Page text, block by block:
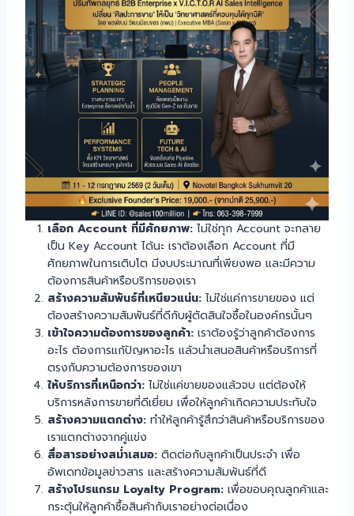
เลือก Account ที่มีศักยภาพ: ไม่ใช่ทุก Account จะกลาย
เป็น Key Account ได้นะ เราต้องเลือก Account ที่มี
ศักยภาพในการเติบโต มีงบประมาณที่เพียงพอ และมีความ
ต้องการสินค้าหรือบริการของเรา
สร้างความสัมพันธ์ที่เหนียวแน่น: ไม่ใช่แค่การขายของ แต่
ต้องสร้างความสัมพันธ์ที่ดีกับผู้ตัดสินใจซื้อในองค์กรนั้นๆ
เข้าใจความต้องการของลูกค้า: เราต้องรู้ว่าลูกค้าต้องการ
อะไร ต้องการแก้ปัญหาอะไร แล้วนำเสนอสินค้าหรือบริการที่
ตรงกับความต้องการของเขา
ให้บริการที่เหนือกว่า: ไม่ใช่แค่ขายของแล้วจบ แต่ต้องให้
บริการหลังการขายที่ดีเยี่ยม เพื่อให้ลูกค้าเกิดความประทับใจ
สร้างความแตกต่าง: ทำให้ลูกค้ารู้สึกว่าสินค้าหรือบริการของ
เราแตกต่างจากคู่แข่ง
สื่อสารอย่างสม่ำเสมอ: ติดต่อกับลูกค้าเป็นประจำ เพื่อ
อัพเดทข้อมูลข่าวสาร และสร้างความสัมพันธ์ที่ดี
สร้างโปรแกรม Loyalty Program: เพื่อขอบคุณลูกค้าและ
กระตุ้นให้ลูกค้าซื้อสินค้ากับเราอย่างต่อเนื่อง